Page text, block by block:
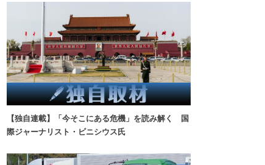
【独自連載】「今そこにある危機」を読み解く 国
際ジャーナリスト・ビニシウス氏